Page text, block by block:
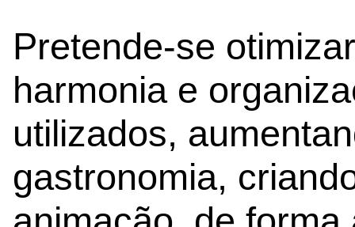
Pretende-se
harmonia e
utilizados,
gastronomia,